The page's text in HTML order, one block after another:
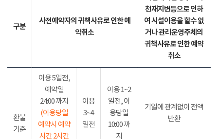
구분
사전예약자의 귀책사유로 인한 예
약취소
천재지변등으로 인하
여 시설이용을 할수 없
거나 관리운영주체의
귀책사유로 인한 예약
취소
환불
기준
이용 5일전,
예약일
24:00 까지
(이용당일
예약시 예약
시간 2시간
이용
3~4
일전
이용 1~2
일전, 이
용당일
10:00 까
지
기일에 관계없이 전액
반환